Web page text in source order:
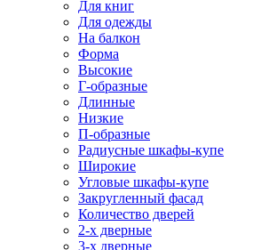
Для книг
Для одежды
На балкон
Форма
Высокие
Г-образные
Длинные
Низкие
П-образные
Радиусные шкафы-купе
Широкие
Угловые шкафы-купе
Закругленный фасад
Количество дверей
2-х дверные
3-х дверные